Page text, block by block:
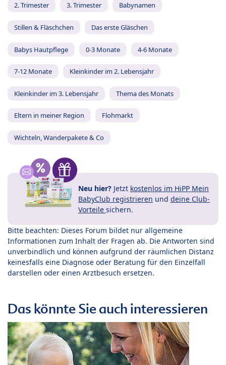
2. Trimester 3. Trimester Babynamen
Stillen & Fläschchen Das erste Gläschen
Babys Hautpflege 0-3 Monate 4-6 Monate
7-12 Monate Kleinkinder im 2. Lebensjahr
Kleinkinder im 3. Lebensjahr Thema des Monats
Eltern in meiner Region Flohmarkt
Wichteln, Wanderpakete & Co
Neu hier? Jetzt kostenlos im HiPP Mein
BabyClub registrieren und deine Club-
Vorteile sichern.
Bitte beachten: Dieses Forum bildet nur allgemeine
Informationen zum Inhalt der Fragen ab. Die Antworten sind
unverbindlich und können aufgrund der räumlichen Distanz
keinesfalls eine Diagnose oder Beratung für den Einzelfall
darstellen oder einen Arztbesuch ersetzen.
Das könnte Sie auch interessieren